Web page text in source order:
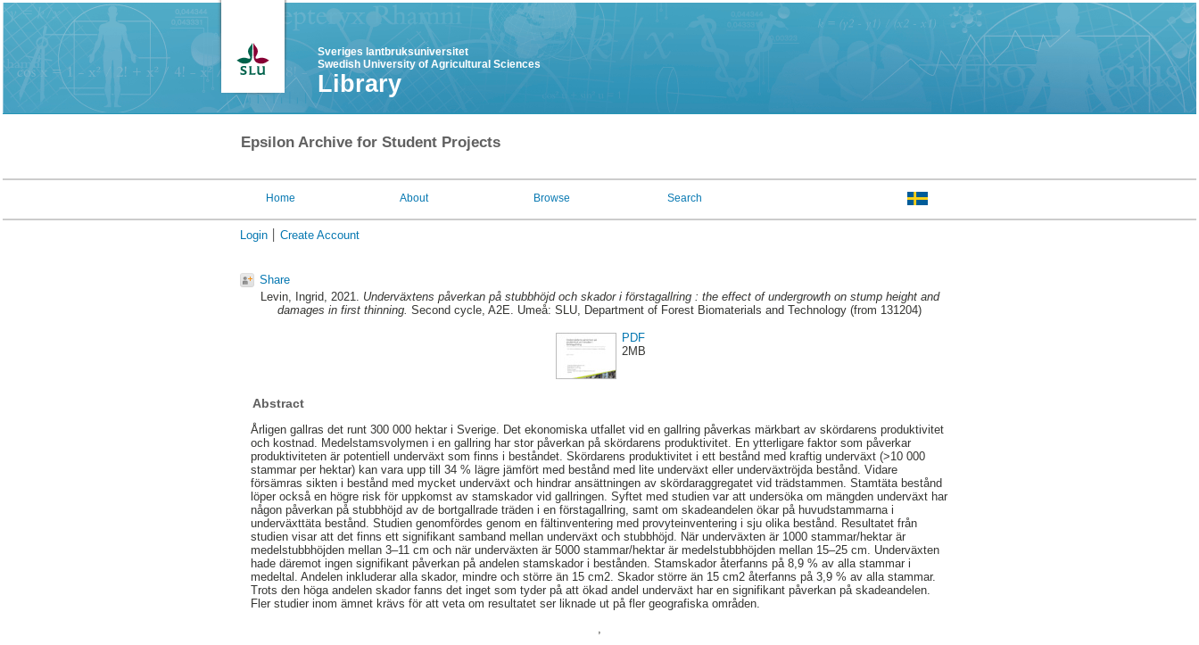
Sveriges lantbruksuniversitet
Swedish University of Agricultural Sciences
Library
Epsilon Archive for Student Projects
Home About Browse Search
Login Create Account
Share
Levin, Ingrid, 2021. Underväxtens påverkan på stubbhöjd och skador i förstagallring : the effect of undergrowth on stump height and
damages in first thinning. Second cycle, A2E. Umeå: SLU, Department of Forest Biomaterials and Technology (from 131204)
PDF
2MB
Abstract
Årligen gallras det runt 300 000 hektar i Sverige. Det ekonomiska utfallet vid en gallring påverkas märkbart av skördarens produktivitet
och kostnad. Medelstamsvolymen i en gallring har stor påverkan på skördarens produktivitet. En ytterligare faktor som påverkar
produktiviteten är potentiell underväxt som finns i beståndet. Skördarens produktivitet i ett bestånd med kraftig underväxt (>10 000
stammar per hektar) kan vara upp till 34 % lägre jämfört med bestånd med lite underväxt eller underväxtröjda bestånd. Vidare
försämras sikten i bestånd med mycket underväxt och hindrar ansättningen av skördaraggregatet vid trädstammen. Stamtäta bestånd
löper också en högre risk för uppkomst av stamskador vid gallringen. Syftet med studien var att undersöka om mängden underväxt har
någon påverkan på stubbhöjd av de bortgallrade träden i en förstagallring, samt om skadeandelen ökar på huvudstammarna i
underväxttäta bestånd. Studien genomfördes genom en fältinventering med provyteinventering i sju olika bestånd. Resultatet från
studien visar att det finns ett signifikant samband mellan underväxt och stubbhöjd. När underväxten är 1000 stammar/hektar är
medelstubbhöjden mellan 3–11 cm och när underväxten är 5000 stammar/hektar är medelstubbhöjden mellan 15–25 cm. Underväxten
hade däremot ingen signifikant påverkan på andelen stamskador i bestånden. Stamskador återfanns på 8,9 % av alla stammar i
medeltal. Andelen inkluderar alla skador, mindre och större än 15 cm2. Skador större än 15 cm2 återfanns på 3,9 % av alla stammar.
Trots den höga andelen skador fanns det inget som tyder på att ökad andel underväxt har en signifikant påverkan på skadeandelen.
Fler studier inom ämnet krävs för att veta om resultatet ser liknade ut på fler geografiska områden.